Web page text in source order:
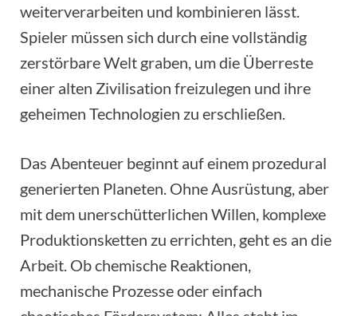
weiterverarbeiten und kombinieren lässt.
Spieler müssen sich durch eine vollständig
zerstörbare Welt graben, um die Überreste
einer alten Zivilisation freizulegen und ihre
geheimen Technologien zu erschließen.
Das Abenteuer beginnt auf einem prozedural
generierten Planeten. Ohne Ausrüstung, aber
mit dem unerschütterlichen Willen, komplexe
Produktionsketten zu errichten, geht es an die
Arbeit. Ob chemische Reaktionen,
mechanische Prozesse oder einfach